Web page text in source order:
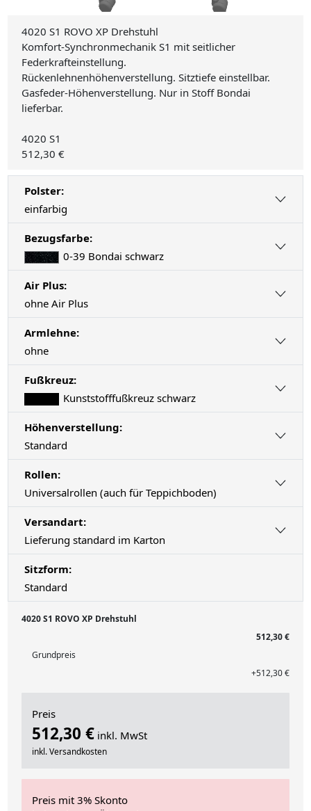
4020 S1 ROVO XP Drehstuhl
Komfort-Synchronmechanik S1 mit seitlicher
Federkrafteinstellung.
Rückenlehnenhöhenverstellung. Sitztiefe einstellbar.
Gasfeder-Höhenverstellung. Nur in Stoff Bondai
lieferbar.
4020 S1
512,30 €
Polster:
einfarbig
Bezugsfarbe:
0-39 Bondai schwarz
Air Plus:
ohne Air Plus
Armlehne:
ohne
Fußkreuz:
Kunststofffußkreuz schwarz
Höhenverstellung:
Standard
Rollen:
Universalrollen (auch für Teppichboden)
Versandart:
Lieferung standard im Karton
Sitzform:
Standard
4020 S1 ROVO XP Drehstuhl
512,30 €
Grundpreis
+512,30 €
Preis
512,30 € inkl. MwSt
inkl. Versandkosten
Preis mit 3% Skonto